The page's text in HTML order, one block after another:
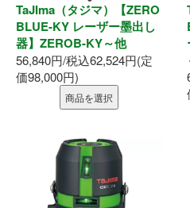
TaJIma（タジマ）【ZERO
BLUE-KY レーザー墨出し
器】ZEROB-KY～他
56,840円/税込62,524円(定
価98,000円)
商品を選択